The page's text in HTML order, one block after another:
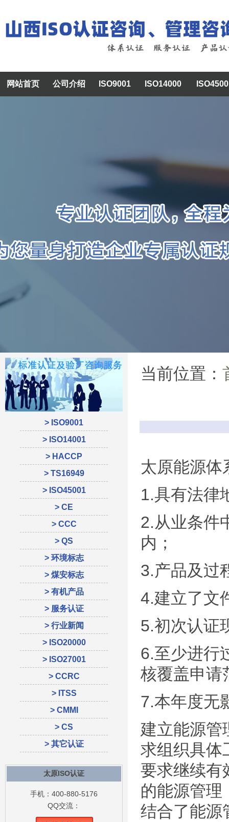
网站首页 公司介绍 ISO9001 ISO14000
> ISO9001
> ISO14001
> HACCP
> TS16949
> ISO45001
> CE
> CCC
> QS
> 环境标志
> 煤安标志
> 有机产品
> 服务认证
> 行业新闻
> ISO20000
> ISO27001
> CCRC
> ITSS
> CMMI
> CS
> 其它认证
太原ISO认证
手机：400-880-5176
QQ交流：
当前位置：
太原能源体
1.具有法律
2.从业条件
内；
3.产品及过
4.建立了文
5.初次认证
6.至少进行
核覆盖申请
7.本年度无
建立能源管
求组织具体
要求继续有
的能源管理
结合了能源